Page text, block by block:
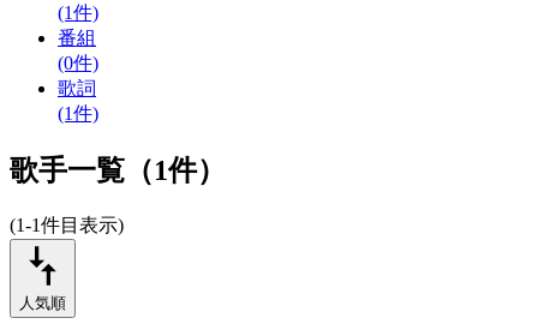
(1件)
番組
(0件)
歌詞
(1件)
歌手一覧（1件）
(1-1件目表示)
人気順